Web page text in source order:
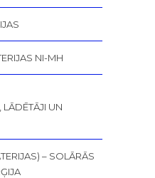
NI-MH
LĀDĒTĀJI UN
– SOLĀRĀS